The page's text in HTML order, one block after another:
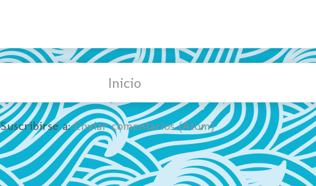
Inicio
Suscribirse a:Enviar comentarios (Atom)